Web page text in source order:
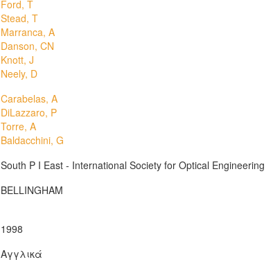
Ford, T
Stead, T
Marranca, A
Danson, CN
Knott, J
Neely, D
Carabelas, A
DiLazzaro, P
Torre, A
Baldacchini, G
South P I East - International Society for Optical Engineering
BELLINGHAM
1998
Αγγλικά